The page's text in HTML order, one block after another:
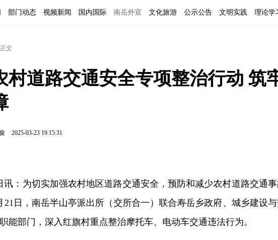
部门动态 视频新闻 国内国际 南岳外宣 文化旅游 公示公告 文明实践 理论学
正文
村道路交通安全专项整治行动 筑
2025-03-23 19:15:31
讯： 为切实加强农村地区道路交通安全，预防和减少农村道路交通
21日，南岳半山亭派出所（交所合一）联合寿岳乡政府、城乡建设
能部门，深入红旗村重点整治摩托车、电动车交通违法行为。